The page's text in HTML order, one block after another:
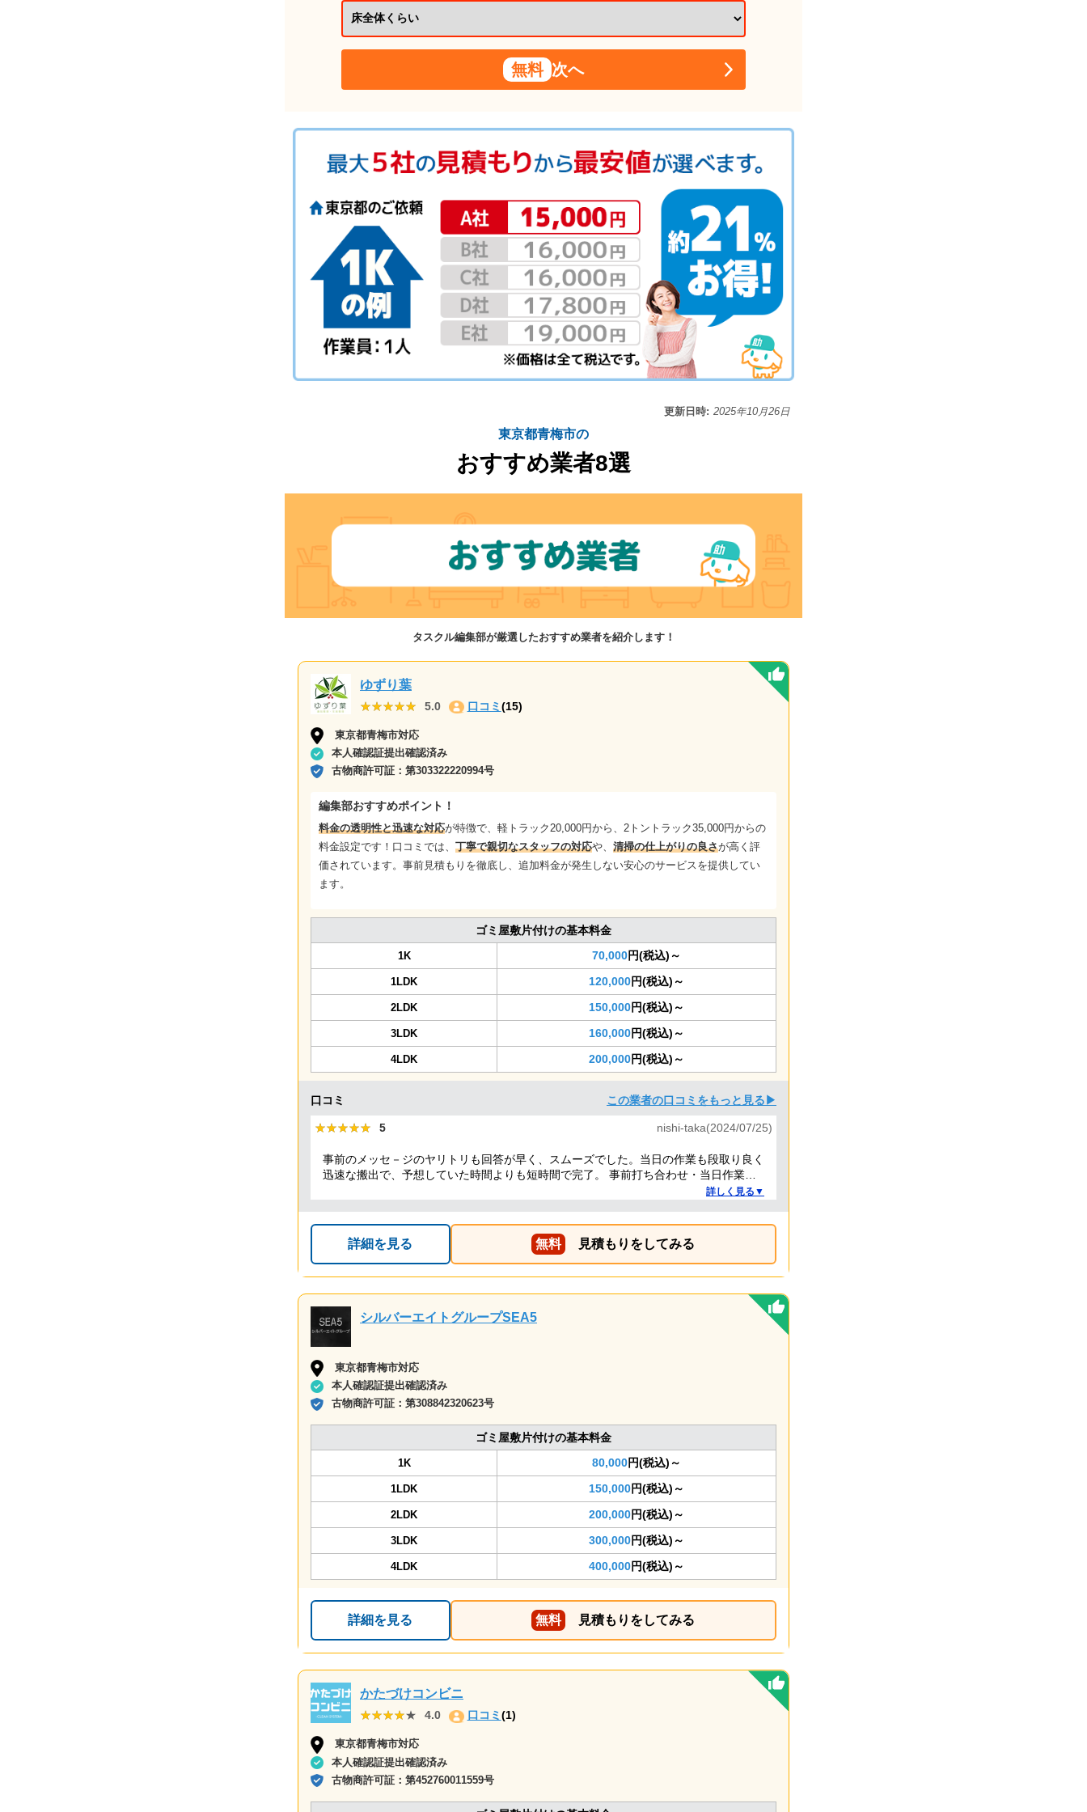
無料 次へ
更新日時: 2025年10月26日
東京都青梅市の
おすすめ業者8選
タスクル編集部が厳選したおすすめ業者を紹介します！
ゆずり葉
★★★★★
★★★★★ 5.0 口コミ (15)
東京都青梅市対応
本人確認証提出確認済み
古物商許可証： 第303322220994号
編集部おすすめポイント！
料金の透明性と迅速な対応が特徴で、軽トラック20,000円から、2トントラック35,000円からの
料金設定です！口コミでは、丁寧で親切なスタッフの対応や、清掃の仕上がりの良さが高く評
価されています。事前見積もりを徹底し、追加料金が発生しない安心のサービスを提供してい
ます。
ゴミ屋敷片付けの基本料金
1K 70,000円(税込)～
1LDK 120,000円(税込)～
2LDK 150,000円(税込)～
3LDK 160,000円(税込)～
4LDK 200,000円(税込)～
口コミ この業者の口コミをもっと見る▶
★★★★★
★★★★★ 5 nishi-taka(2024/07/25)
事前のメッセ－ジのヤリトリも回答が早く、スムーズでした。当日の作業も段取り良く
迅速な搬出で、予想していた時間よりも短時間で完了。 事前打ち合わせ・当日作業と
も全体的に好感がもて、今後何かある時はまた依頼したくなるような感想です。詳しく見る▼
詳細を見る 無料 見積もりをしてみる
シルバーエイトグループSEA5
東京都青梅市対応
本人確認証提出確認済み
古物商許可証： 第308842320623号
ゴミ屋敷片付けの基本料金
1K 80,000円(税込)～
1LDK 150,000円(税込)～
2LDK 200,000円(税込)～
3LDK 300,000円(税込)～
4LDK 400,000円(税込)～
詳細を見る 無料 見積もりをしてみる
かたづけコンビニ
★★★★★
★★★★★ 4.0 口コミ(1)
東京都青梅市対応
本人確認証提出確認済み
古物商許可証： 第452760011559号